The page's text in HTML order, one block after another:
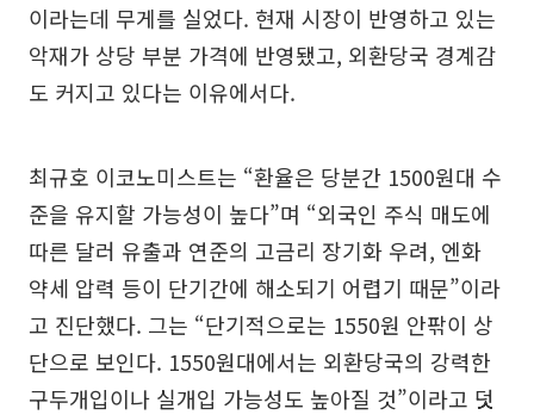
이라는데 무게를 실었다. 현재 시장이 반영하고 있는
악재가 상당 부분 가격에 반영됐고, 외환당국 경계감
도 커지고 있다는 이유에서다.
최규호 이코노미스트는 “환율은 당분간 1500원대 수
준을 유지할 가능성이 높다”며 “외국인 주식 매도에
따른 달러 유출과 연준의 고금리 장기화 우려, 엔화
약세 압력 등이 단기간에 해소되기 어렵기 때문”이라
고 진단했다. 그는 “단기적으로는 1550원 안팎이 상
단으로 보인다. 1550원대에서는 외환당국의 강력한
구두개입이나 실개입 가능성도 높아질 것”이라고 덧